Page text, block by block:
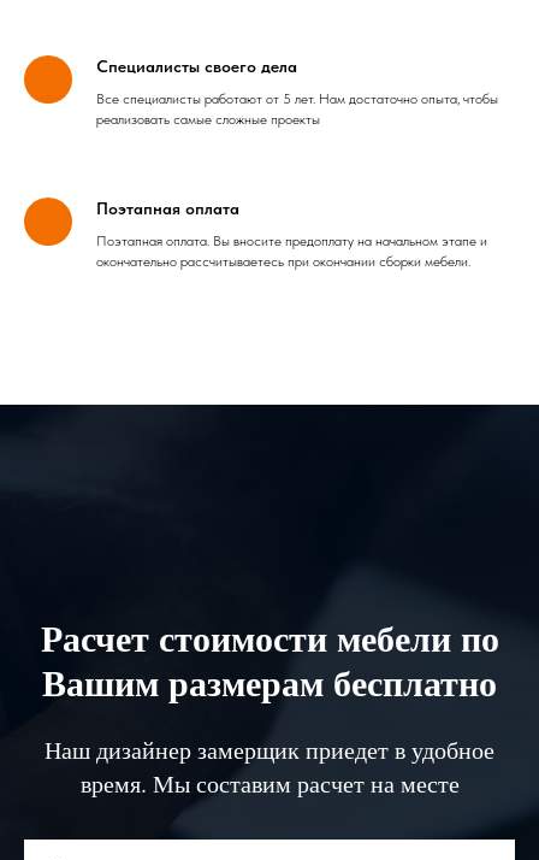
Специалисты своего дела
Все специалисты работают от 5 лет. Нам достаточно опыта, чтобы
реализовать самые сложные проекты
Поэтапная оплата
Поэтапная оплата. Вы вносите предоплату на начальном этапе и
окончательно рассчитываетесь при окончании сборки мебели.
Расчет стоимости мебели по
Вашим размерам бесплатно
Наш дизайнер замерщик приедет в удобное
время. Мы составим расчет на месте